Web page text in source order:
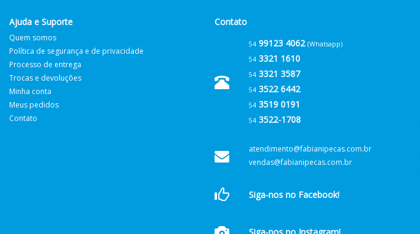
Ajuda e Suporte
Quem somos
Política de segurança e de privacidade
Processo de entrega
Trocas e devoluções
Minha conta
Meus pedidos
Contato
Contato
54 99123 4062 (Whatsapp)
54 3321 1610
54 3321 3587
54 3522 6442
54 3519 0191
54 3522-1708
atendimento@fabianipecas.com.br
vendas@fabianipecas.com.br
Siga-nos no Facebook!
Siga-nos no Instagram!